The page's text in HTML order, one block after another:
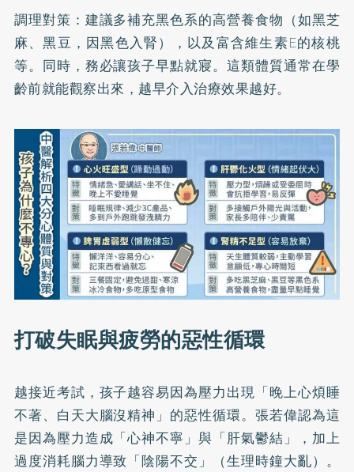
調理對策：建議多補充黑色系的高營養食物（如黑芝
麻、黑豆，因黑色入腎），以及富含維生素E的核桃
等。同時，務必讓孩子早點就寢。這類體質通常在學
齡前就能觀察出來，越早介入治療效果越好。
打破失眠與疲勞的惡性循環
越接近考試，孩子越容易因為壓力出現「晚上心煩睡
不著、白天大腦沒精神」的惡性循環。張若偉認為這
是因為壓力造成「心神不寧」與「肝氣鬱結」，加上
過度消耗腦力導致「陰陽不交」（生理時鐘大亂）。